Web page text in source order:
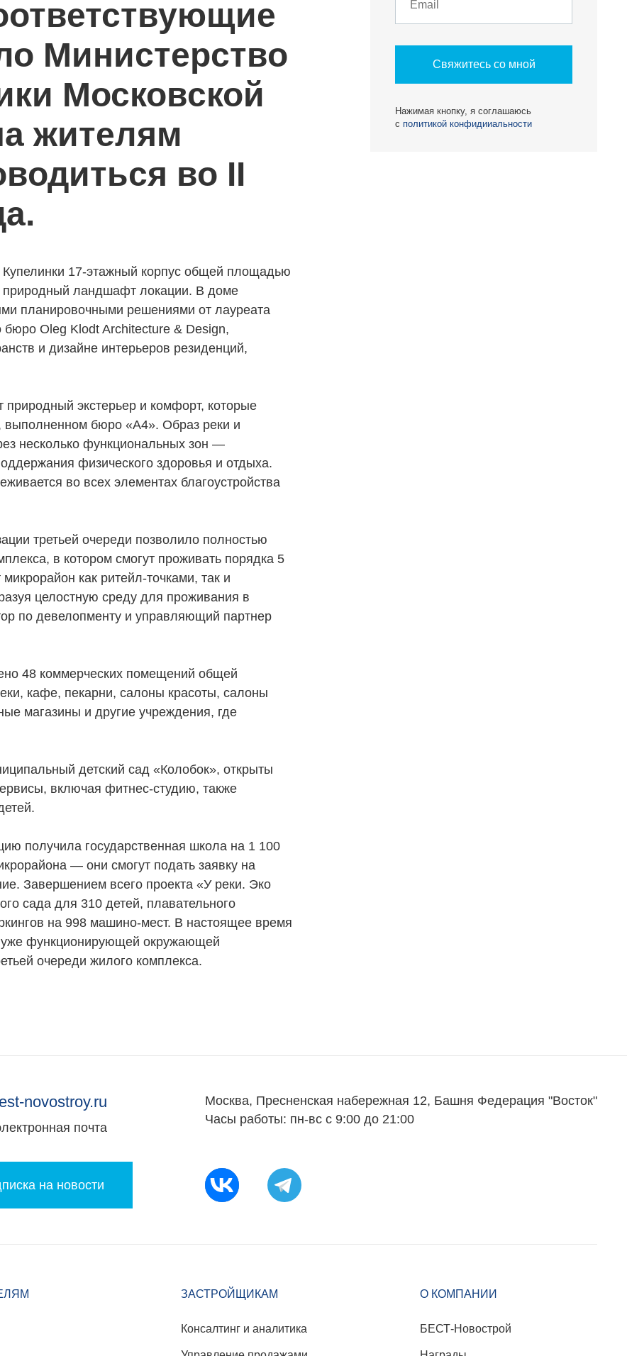
Консалтинг и аналитика
Управление продажами
Привлечение инвестиций
Министерство
Московской
жителям
во II
17-этажный корпус общей площадью
природный ландшафт локации. В доме
планировочными решениями от лауреата
Oleg Klodt Architecture & Design,
и дизайне интерьеров резиденций,
природный экстерьер и комфорт, которые
выполненном бюро «А4». Образ реки и
несколько функциональных зон —
физического здоровья и отдыха.
во всех элементах благоустройства
третьей очереди позволило полностью
в котором смогут проживать порядка 5
как ритейл-точками, так и
целостную среду для проживания в
по девелопменту и управляющий партнер
48 коммерческих помещений общей
кафе, пекарни, салоны красоты, салоны
магазины и другие учреждения, где
детский сад «Колобок», открыты
включая фитнес-студию, также
получила государственная школа на 1 100
— они смогут подать заявку на
Завершением всего проекта «У реки. Эко
сада для 310 детей, плавательного
на 998 машино-мест. В настоящее время
уже функционирующей окружающей
очереди жилого комплекса.
Свяжитесь со мной
Нажимая кнопку, я соглашаюсь
с политикой конфидииальности
novostroy.ru
почта
на новости
Москва, Пресненская набережная 12, Башня Федерация "Восток"
Часы работы: пн-вс с 9:00 до 21:00
ЗАСТРОЙЩИКАМ
Консалтинг и аналитика
О КОМПАНИИ
БЕСТ-Новострой